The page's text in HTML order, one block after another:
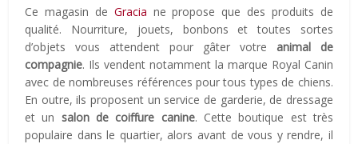
Ce magasin de Gracia ne propose que des produits de
qualité. Nourriture, jouets, bonbons et toutes sortes
d’objets vous attendent pour gâter votre animal de
compagnie. Ils vendent notamment la marque Royal Canin
avec de nombreuses références pour tous types de chiens.
En outre, ils proposent un service de garderie, de dressage
et un salon de coiffure canine. Cette boutique est très
populaire dans le quartier, alors avant de vous y rendre, il